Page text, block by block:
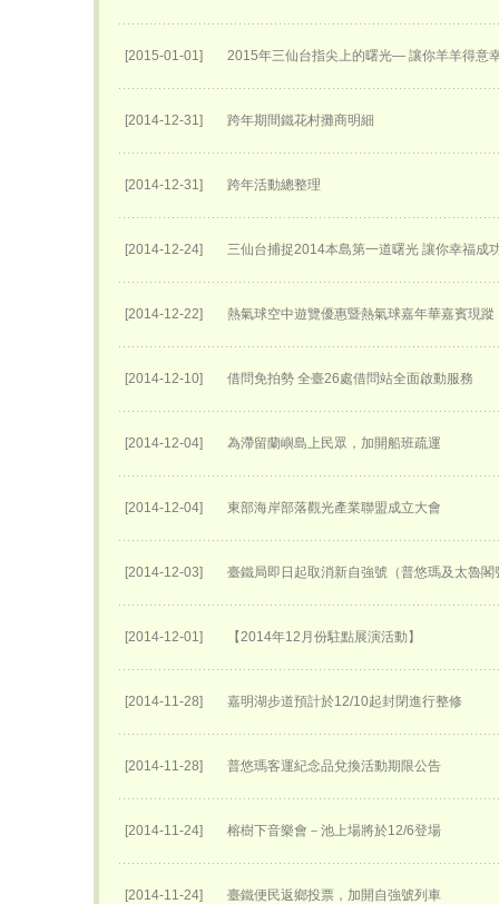
[2015-01-01] 2015年三仙台指尖上的曙光— 讓你羊羊得意
[2014-12-31] 跨年期間鐵花村攤商明細
[2014-12-31] 跨年活動總整理
[2014-12-24] 三仙台捕捉2014本島第一道曙光 讓你幸福成
[2014-12-22] 熱氣球空中遊覽優惠暨熱氣球嘉年華嘉賓現蹤
[2014-12-10] 借問免拍勢 全臺26處借問站全面啟動服務
[2014-12-04] 為滯留蘭嶼島上民眾，加開船班疏運
[2014-12-04] 東部海岸部落觀光產業聯盟成立大會
[2014-12-03] 臺鐵局即日起取消新自強號（普悠瑪及太魯
[2014-12-01] 【2014年12月份駐點展演活動】
[2014-11-28] 嘉明湖步道預計於12/10起封閉進行整修
[2014-11-28] 普悠瑪客運紀念品兌換活動期限公告
[2014-11-24] 榕樹下音樂會－池上場將於12/6登場
[2014-11-24] 臺鐵便民返鄉投票，加開自強號列車